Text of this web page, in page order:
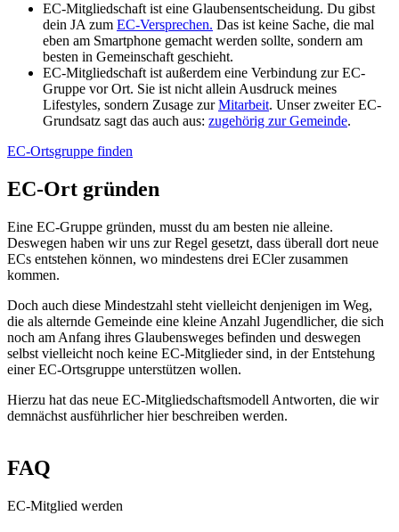
EC-Mitgliedschaft ist eine Glaubensentscheidung. Du gibst
dein JA zum EC-Versprechen. Das ist keine Sache, die mal
eben am Smartphone gemacht werden sollte, sondern am
besten in Gemeinschaft geschieht.
EC-Mitgliedschaft ist außerdem eine Verbindung zur EC-
Gruppe vor Ort. Sie ist nicht allein Ausdruck meines
Lifestyles, sondern Zusage zurMitarbeit. Unser zweiter EC-
Grundsatz sagt das auch aus: zugehörig zur Gemeinde.
EC-Ortsgruppe finden
EC-Ort gründen
Eine EC-Gruppe gründen, musst du am besten nie alleine.
Deswegen haben wir uns zur Regel gesetzt, dass überall dort neue
ECs entstehen können, wo mindestens drei ECler zusammen
kommen.
Doch auch diese Mindestzahl steht vielleicht denjenigen im Weg,
die als alternde Gemeinde eine kleine Anzahl Jugendlicher, die sich
noch am Anfang ihres Glaubensweges befinden und deswegen
selbst vielleicht noch keine EC-Mitglieder sind, in der Entstehung
einer EC-Ortsgruppe unterstützen wollen.
Hierzu hat das neue EC-Mitgliedschaftsmodell Antworten, die wir
demnächst ausführlicher hier beschreiben werden.
FAQ
EC-Mitglied werden